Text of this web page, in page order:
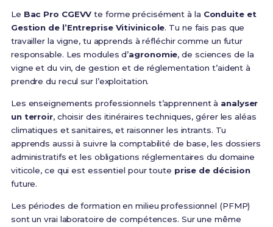
Le Bac Pro CGEVV te forme précisément à la Conduite et
Gestion de l’Entreprise Vitivinicole. Tu ne fais pas que
travailler la vigne, tu apprends à réfléchir comme un futur
responsable. Les modules d’agronomie, de sciences de la
vigne et du vin, de gestion et de réglementation t’aident à
prendre du recul sur l’exploitation.
Les enseignements professionnels t’apprennent à analyser
un terroir, choisir des itinéraires techniques, gérer les aléas
climatiques et sanitaires, et raisonner les intrants. Tu
apprends aussi à suivre la comptabilité de base, les dossiers
administratifs et les obligations réglementaires du domaine
viticole, ce qui est essentiel pour toute prise de décision
future.
Les périodes de formation en milieu professionnel (PFMP)
sont un vrai laboratoire de compétences. Sur une même